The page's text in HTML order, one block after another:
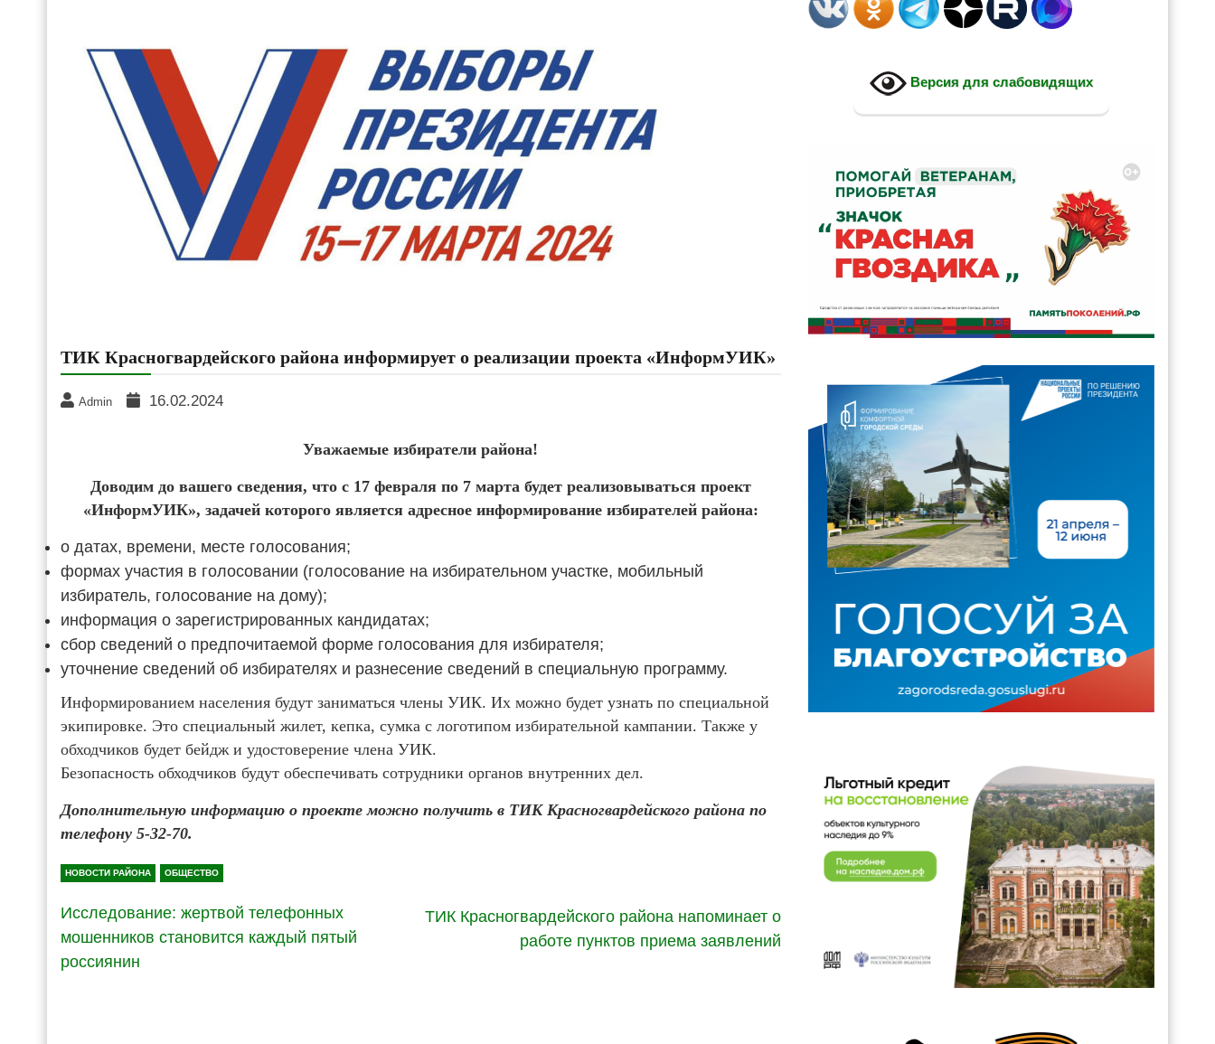
ТИК Красногвардейского района информирует о реализации проекта «ИнформУИК»
Admin 16.02.2024
Уважаемые избиратели района!
Доводим до вашего сведения, что с 17 февраля по 7 марта будет реализовываться проект
«ИнформУИК», задачей которого является адресное информирование избирателей района:
о датах, времени, месте голосования;
формах участия в голосовании (голосование на избирательном участке, мобильный
избиратель, голосование на дому);
информация о зарегистрированных кандидатах;
сбор сведений о предпочитаемой форме голосования для избирателя;
уточнение сведений об избирателях и разнесение сведений в специальную программу.
Информированием населения будут заниматься члены УИК. Их можно будет узнать по специальной
экипировке. Это специальный жилет, кепка, сумка с логотипом избирательной кампании. Также у
обходчиков будет бейдж и удостоверение члена УИК.
Безопасность обходчиков будут обеспечивать сотрудники органов внутренних дел.
Дополнительную информацию о проекте можно получить в ТИК Красногвардейского района по
телефону 5-32-70.
НОВОСТИ РАЙОНА ОБЩЕСТВО
Исследование: жертвой телефонных
мошенников становится каждый пятый
россиянин
ТИК Красногвардейского района напоминает о
работе пунктов приема заявлений
Версия для слабовидящих